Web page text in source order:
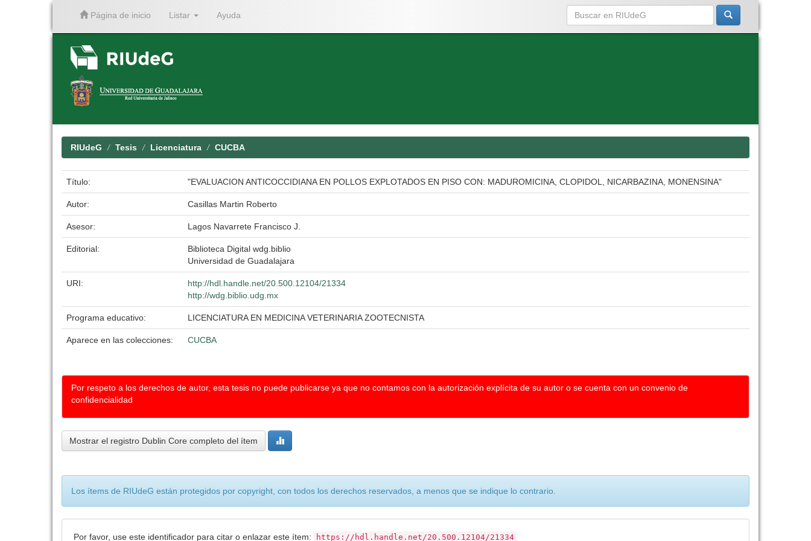
Página de inicio Listar Ayuda
RIUdeG Tesis Licenciatura CUCBA
Título: "EVALUACION ANTICOCCIDIANA EN POLLOS EXPLOTADOS EN PISO CON: MADUROMICINA, CLOPIDOL, NICARBAZINA, MONENSINA"
Autor: Casillas Martin Roberto
Asesor: Lagos Navarrete Francisco J.
Editorial:
Biblioteca Digital wdg.biblio
Universidad de Guadalajara
URI:
http://hdl.handle.net/20.500.12104/21334
http://wdg.biblio.udg.mx
Programa educativo: LICENCIATURA EN MEDICINA VETERINARIA ZOOTECNISTA
Aparece en las colecciones: CUCBA
Por respeto a los derechos de autor, esta tesis no puede publicarse ya que no contamos con la autorización explícita de su autor o se cuenta con un convenio de
confidencialidad
Mostrar el registro Dublin Core completo del ítem
Los ítems de RIUdeG están protegidos por copyright, con todos los derechos reservados, a menos que se indique lo contrario.
Por favor, use este identificador para citar o enlazar este ítem: https://hdl.handle.net/20.500.12104/21334